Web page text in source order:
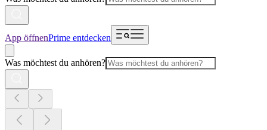
App öffnenPrime entdecken
Was möchtest du anhören?